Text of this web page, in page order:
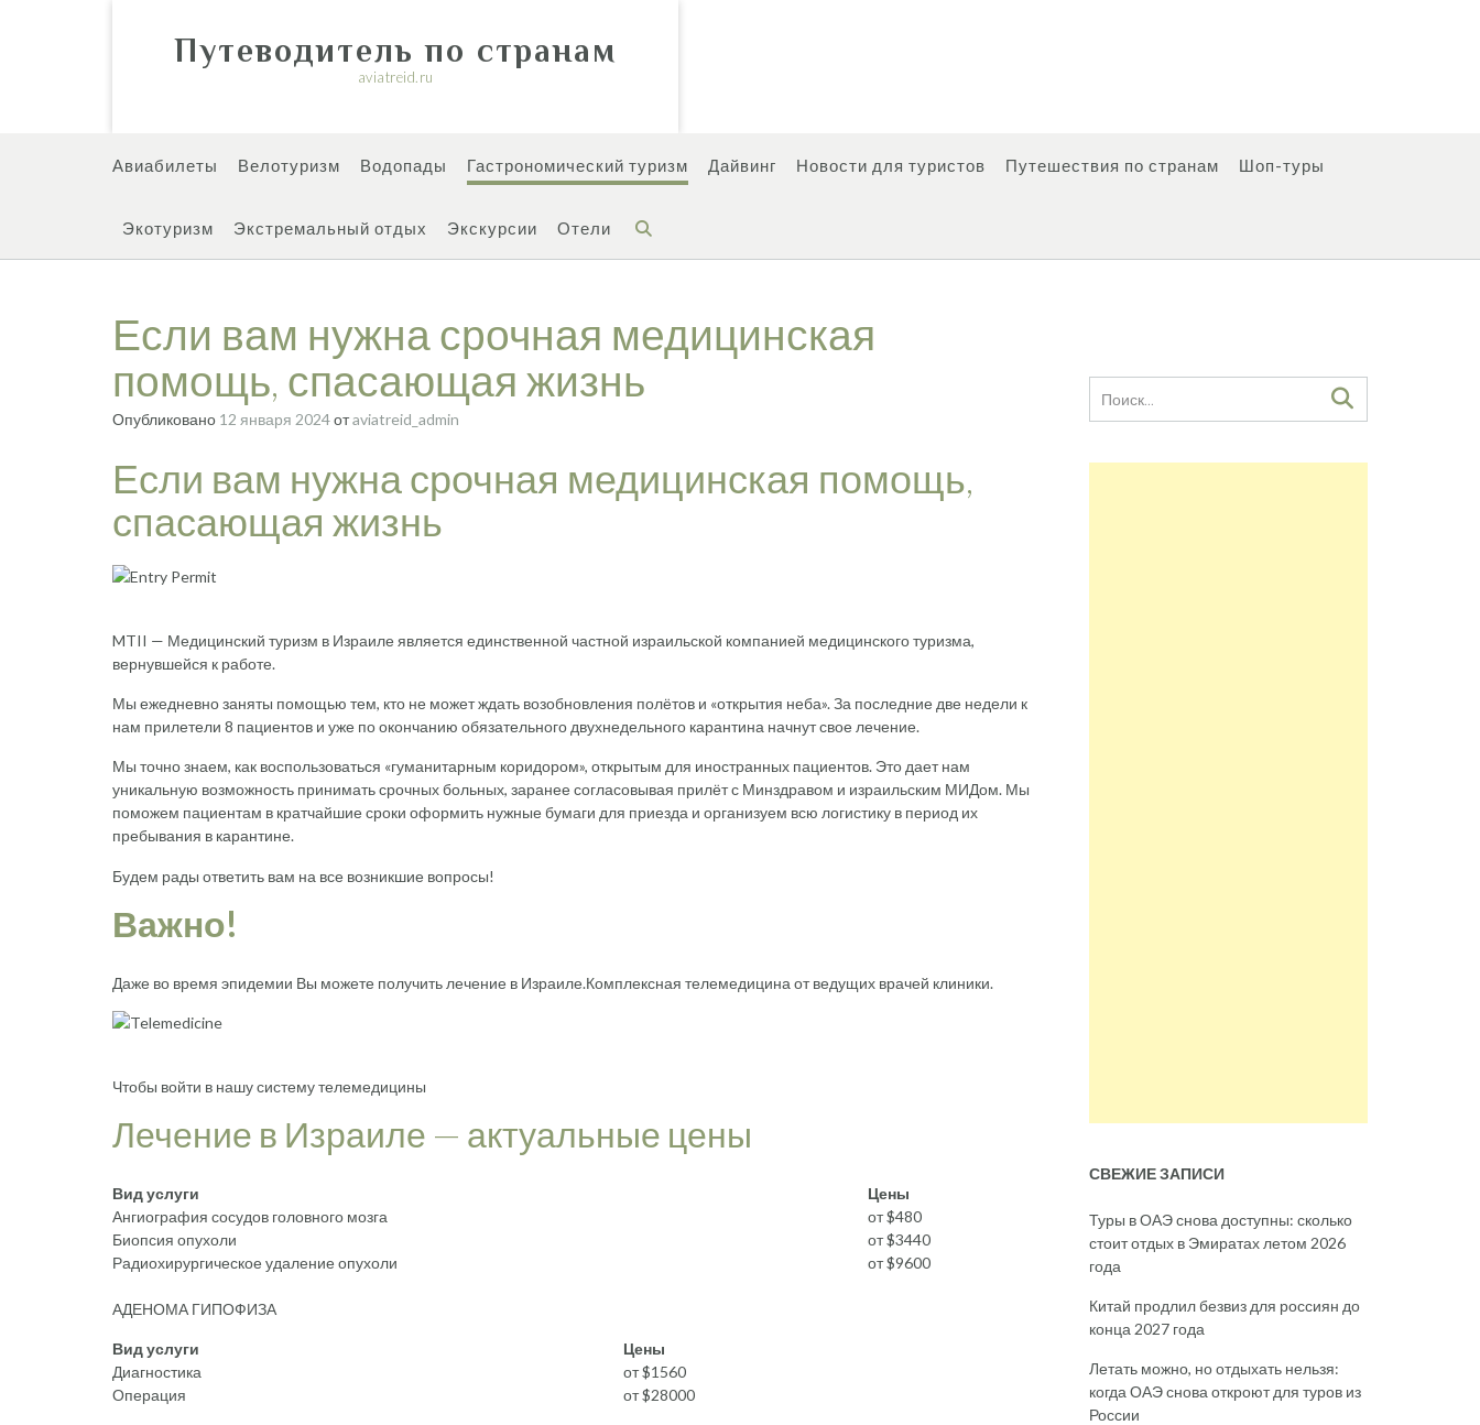
Путеводитель по странам
aviatreid.ru
Авиабилеты Велотуризм Водопады Гастрономический туризм Дайвинг Новости для туристов Путешествия по странам Шоп-туры
Экотуризм Экстремальный отдых Экскурсии Отели
Если вам нужна срочная медицинская
помощь, спасающая жизнь
Опубликовано 12 января 2024отaviatreid_admin
Если вам нужна срочная медицинская помощь,
спасающая жизнь
MTII — Медицинский туризм в Израиле является единственной частной израильской компанией медицинского туризма,
вернувшейся к работе.
Мы ежедневно заняты помощью тем, кто не может ждать возобновления полётов и «открытия неба». За последние две недели к
нам прилетели 8 пациентов и уже по окончанию обязательного двухнедельного карантина начнут свое лечение.
Мы точно знаем, как воспользоваться «гуманитарным коридором», открытым для иностранных пациентов. Это дает нам
уникальную возможность принимать срочных больных, заранее согласовывая прилёт с Минздравом и израильским МИДом. Мы
поможем пациентам в кратчайшие сроки оформить нужные бумаги для приезда и организуем всю логистику в период их
пребывания в карантине.
Будем рады ответить вам на все возникшие вопросы!
Важно!
Даже во время эпидемии Вы можете получить лечение в Израиле.Комплексная телемедицина от ведущих врачей клиники.
Чтобы войти в нашу систему телемедицины
Лечение в Израиле — актуальные цены
Вид услуги
Цены
Ангиография сосудов головного мозга
от $480
Биопсия опухоли
от $3440
Радиохирургическое удаление опухоли
от $9600
АДЕНОМА ГИПОФИЗА
Вид услуги
Цены
Диагностика
от $1560
Операция
от $28000
СВЕЖИЕ ЗАПИСИ
Туры в ОАЭ снова доступны: сколько
стоит отдых в Эмиратах летом 2026
года
Китай продлил безвиз для россиян до
конца 2027 года
Летать можно, но отдыхать нельзя:
когда ОАЭ снова откроют для туров из
России